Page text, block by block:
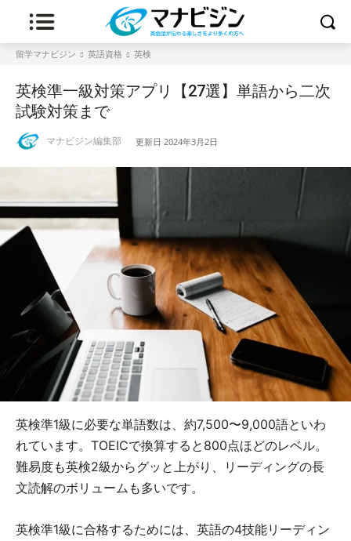
留学マナビジン 英語資格 英検
英検準一級対策アプリ【27選】単語から二次
試験対策まで
マナビジン編集部 更新日 2024年3月2日
英検準1級に必要な単語数は、約7,500〜9,000語といわ
れています。TOEICで換算すると800点ほどのレベル。
難易度も英検2級からグッと上がり、リーディングの長
文読解のボリュームも多いです。
英検準1級に合格するためには、英語の4技能リーディン